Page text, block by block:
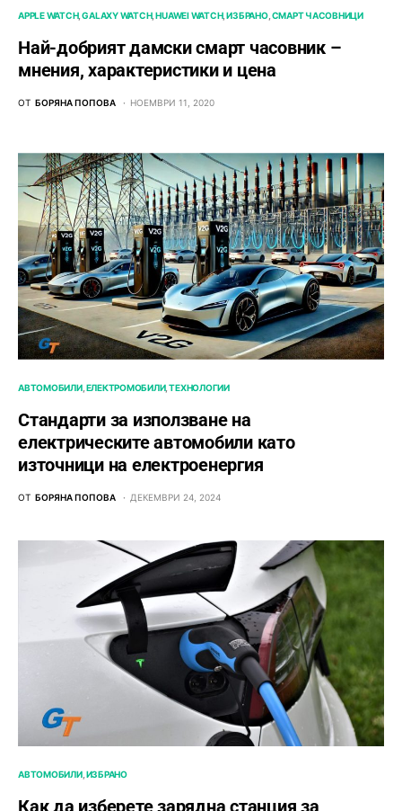
APPLE WATCH GALAXY WATCH HUAWEI WATCH ИЗБРАНО СМАРТ ЧАСОВНИЦИ
Най-добрият дамски смарт часовник –
мнения, характеристики и цена
ОТ БОРЯНА ПОПОВА НОЕМВРИ 11, 2020
АВТОМОБИЛИ ЕЛЕКТРОМОБИЛИ ТЕХНОЛОГИИ
Стандарти за използване на
електрическите автомобили като
източници на електроенергия
ОТ БОРЯНА ПОПОВА ДЕКЕМВРИ 24, 2024
АВТОМОБИЛИ ИЗБРАНО
Как да изберете зарядна станция за